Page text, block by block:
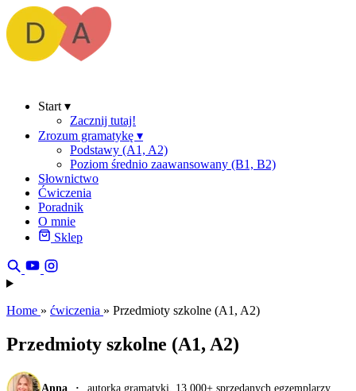
Start ▾
Zacznij tutaj!
Zrozum gramatykę ▾
Podstawy (A1, A2)
Poziom średnio zaawansowany (B1, B2)
Słownictwo
Ćwiczenia
Poradnik
O mnie
Sklep
Home » ćwiczenia » Przedmioty szkolne (A1, A2)
Przedmioty szkolne (A1, A2)
Anna autorka gramatyki, 13 000+ sprzedanych egzemplarzy